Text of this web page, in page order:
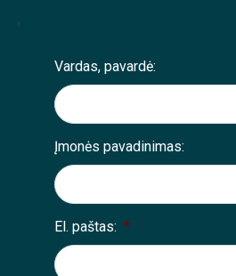
;
Vardas, pavardė:
Įmonės pavadinimas:
El. paštas: *